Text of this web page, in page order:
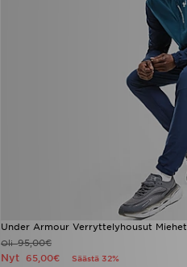
Under Armour Verryttelyhousut Miehet
Oli95,00€
Nyt 65,00€ Säästä 32%